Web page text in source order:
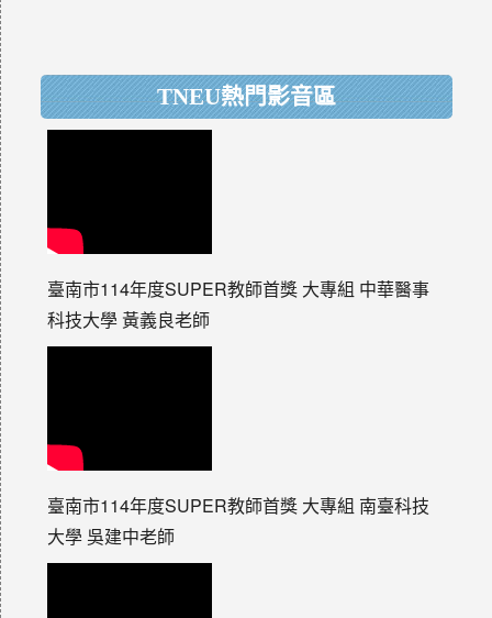
TNEU熱門影音區
臺南市114年度SUPER教師首獎 大專組 中華醫事
科技大學 黃義良老師
臺南市114年度SUPER教師首獎 大專組 南臺科技
大學 吳建中老師